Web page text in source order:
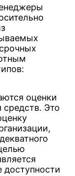
оценки
средств. Это
доступности